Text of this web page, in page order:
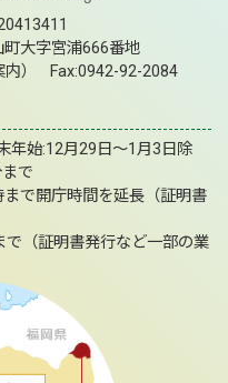
大字宮浦666番地
内） Fax:0942-92-2084
年始:12月29日～1月3日除
で
で開庁時間を延長（証明書
（証明書発行など一部の業